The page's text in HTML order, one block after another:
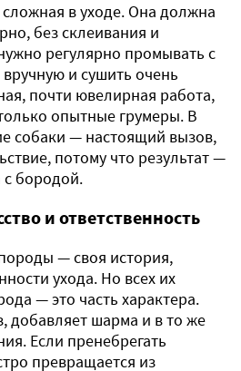
в уходе. Она должна
без склеивания и
регулярно промывать с
и сушить очень
почти ювелирная работа,
опытные грумеры. В
собаки — настоящий вызов,
потому что результат —
с бородой.
и ответственность
— своя история,
ухода. Но всех их
— это часть характера.
добавляет шарма и в то же
Если пренебрегать
превращается из